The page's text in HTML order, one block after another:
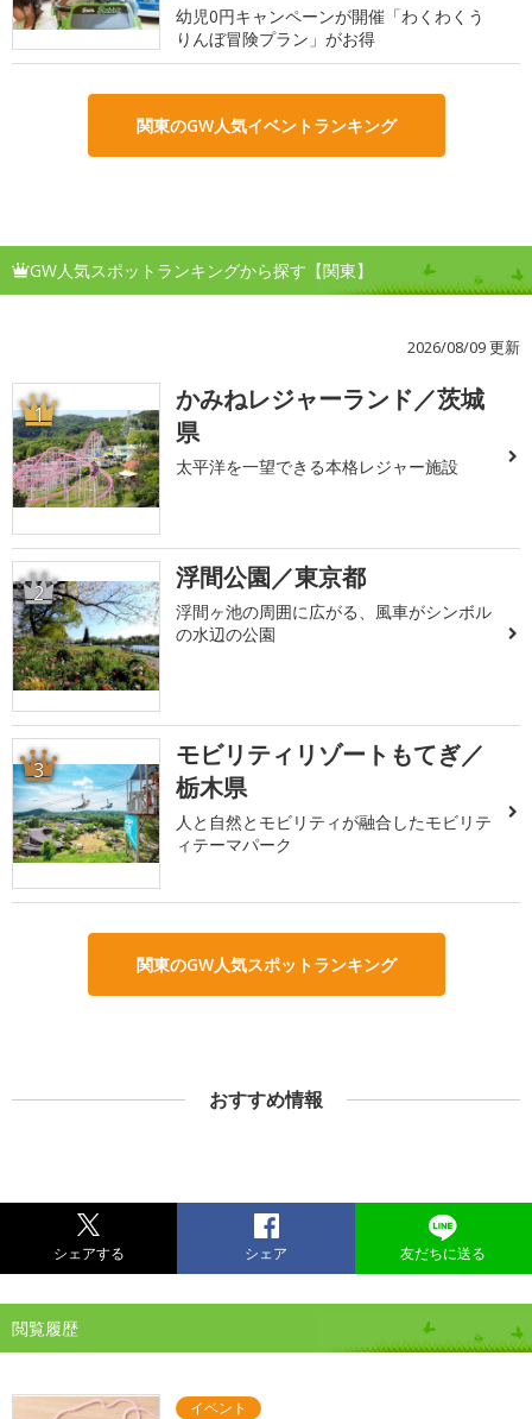
幼児0円キャンペーンが開催「わくわくう
りんぼ冒険プラン」がお得
関東のGW人気イベントランキング
GW人気スポットランキングから探す【関東】
2026/08/09 更新
1
かみねレジャーランド／茨城
県
太平洋を一望できる本格レジャー施設
2 浮間公園／東京都
浮間ヶ池の周囲に広がる、風車がシンボル
の水辺の公園
3
モビリティリゾートもてぎ／
栃木県
人と自然とモビリティが融合したモビリテ
ィテーマパーク
関東のGW人気スポットランキング
おすすめ情報
シェアする シェア 友だちに送る
閲覧履歴